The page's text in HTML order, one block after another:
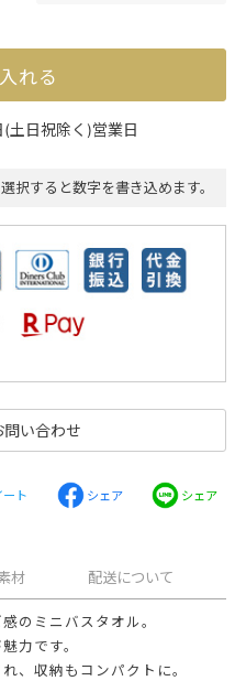
れる
土日祝除く)営業日
択すると数字を書き込めます。
い合わせ
ート シェア シェア
材 配送について
のミニバスタオル。
力です。
、収納もコンパクトに。